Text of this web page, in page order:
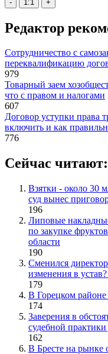
- 1:1 +
Редактор
Сотрудничество с
переквалификацию
979
Товарный заем
что с правом и налогами
607
Договор уступки права
включить и как
776
Сейчас читают:
Взятки - около 30
суд вынес
196
Липовые
по закупке
области
190
Сменился
изменения в
179
В Горецком
174
Заверения в
судебной практики
162
В Бресте на рынке